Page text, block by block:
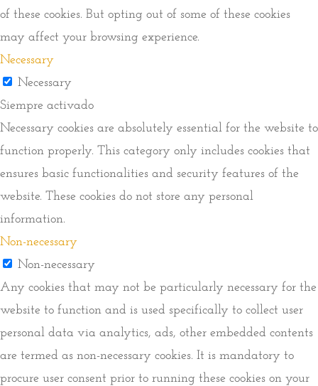
of these cookies. But opting out of some of these cookies
may affect your browsing experience.
Necessary
Necessary
Siempre activado
Necessary cookies are absolutely essential for the website to
function properly. This category only includes cookies that
ensures basic functionalities and security features of the
website. These cookies do not store any personal
information.
Non-necessary
Non-necessary
Any cookies that may not be particularly necessary for the
website to function and is used specifically to collect user
personal data via analytics, ads, other embedded contents
are termed as non-necessary cookies. It is mandatory to
procure user consent prior to running these cookies on your